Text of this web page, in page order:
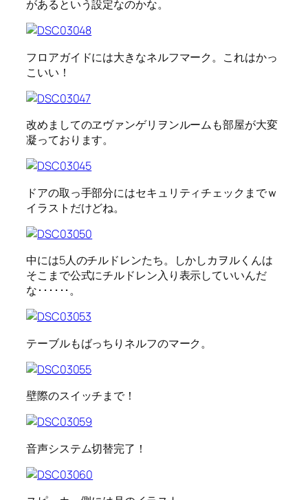
があるという設定なのかな。
フロアガイドには大きなネルフマーク。これはかっ
こいい！
改めましてのヱヴァンゲリヲンルームも部屋が大変
凝っております。
ドアの取っ手部分にはセキュリティチェックまでｗ
イラストだけどね。
中には5人のチルドレンたち。しかしカヲルくんは
そこまで公式にチルドレン入り表示していいんだ
な･･････。
テーブルもばっちりネルフのマーク。
壁際のスイッチまで！
音声システム切替完了！